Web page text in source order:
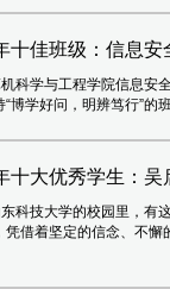
十佳班级：信息安
机科学与工程学院信息
博学好问，明辨笃行”
十大优秀学生：吴
科技大学的校园里，
借着坚定的信念、不